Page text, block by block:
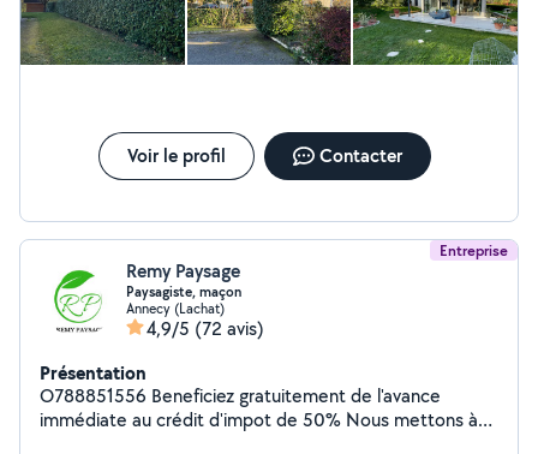
Voir le profil Contacter
Entreprise
Remy Paysage
Paysagiste, maçon
Annecy (Lachat)
4,9/5 (72 avis)
Présentation
O788851556 Beneficiez gratuitement de l'avance
immédiate au crédit d'impot de 50% Nous mettons à